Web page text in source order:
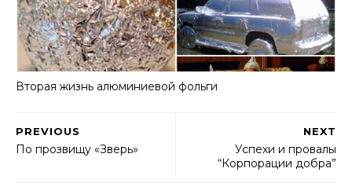
Вторая жизнь алюминиевой фольги
NEXT
Успехи и провалы
“Корпорации добра”
PREVIOUS
По прозвищу «Зверь»